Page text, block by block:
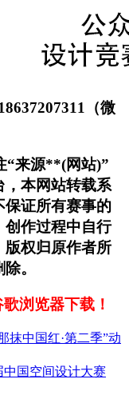
（微
来源**(网站)”
，本网站转载系
保证所有赛事的
创作过程中自行
版权归原作者所
。
浏览器下载！
抹中国红·第二季”动
中国空间设计大赛